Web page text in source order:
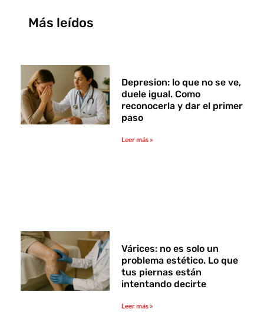
o
Más leídos
Depresion: lo que no se ve,
duele igual. Como
reconocerla y dar el primer
paso
Leer más »
Várices: no es solo un
problema estético. Lo que
tus piernas están
intentando decirte
Leer más »